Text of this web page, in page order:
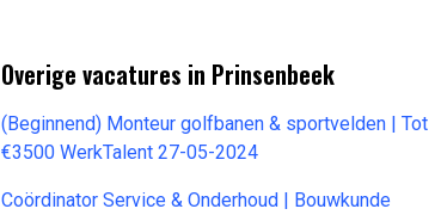
Overige vacatures in Prinsenbeek
(Beginnend) Monteur golfbanen & sportvelden | Tot
€3500 WerkTalent 27-05-2024
Coördinator Service & Onderhoud | Bouwkunde